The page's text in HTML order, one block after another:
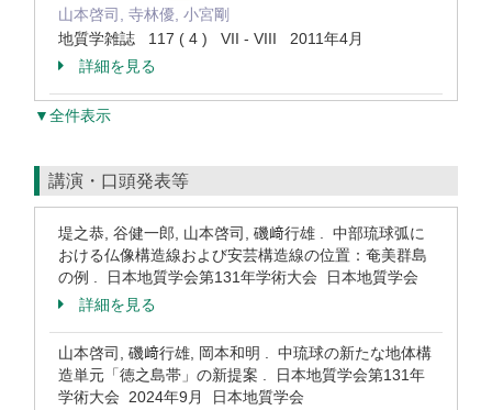
山本啓司, 寺林優, 小宮剛
地質学雑誌 117 ( 4 ) VII - VIII 2011年4月
詳細を見る
▼全件表示
講演・口頭発表等
堤之恭, 谷健一郎, 山本啓司, 磯﨑行雄 . 中部琉球弧に
おける仏像構造線および安芸構造線の位置：奄美群島
の例 . 日本地質学会第131年学術大会 日本地質学会
詳細を見る
山本啓司, 磯﨑行雄, 岡本和明 . 中琉球の新たな地体構
造単元「徳之島帯」の新提案 . 日本地質学会第131年
学術大会 2024年9月 日本地質学会